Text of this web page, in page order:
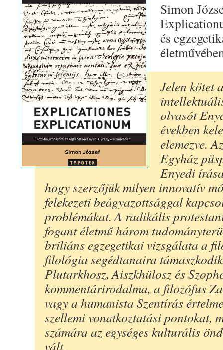
Simon
és
Jelen kötet
olvasót
években
elemezve.
Egyház
Enyedi
hogy szerzőjük milyen innovatív
felekezeti beágyazottsággal
problémákat. A radikális
fogant életmű három
briliáns egzegetikai vizsgálata a
filológia segédtanaira
Plutarkhosz, Aiszkhülosz és
kommentárirodalma, a filozófus
vagy a humanista Szentírás
szellemi vonatkoztatási pontokat,
számára az egységes kulturális
vált.